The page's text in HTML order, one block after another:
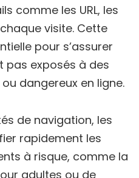
comme les URL, les
visite. Cette
pour s’assurer
pas exposés à des
dangereux en ligne.
de navigation, les
rapidement les
à risque, comme la
adultes ou de